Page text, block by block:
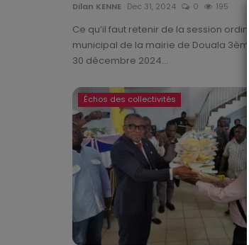
Dilan KENNE Dec 31, 2024 0 195
Ce qu’il faut retenir de la session
municipal de la mairie de Douala
30 décembre 2024...
Échos des collectivités